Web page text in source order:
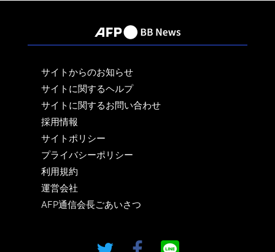
サイトからのお知らせ
サイトに関するヘルプ
サイトに関するお問い合わせ
採用情報
サイトポリシー
プライバシーポリシー
利用規約
運営会社
AFP通信会長ごあいさつ